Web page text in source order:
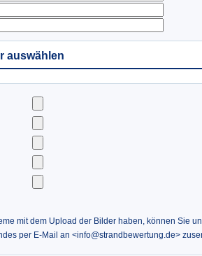
auswählen
mit dem Upload der Bilder haben, können Sie
per E-Mail an <info@strandbewertung.de>